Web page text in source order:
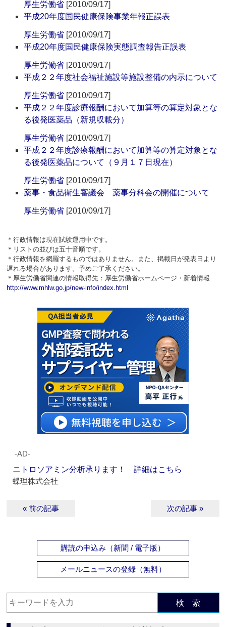
厚生労働省 [2010/09/17]
平成20年度国民健康保険事業年報正誤表
厚生労働省 [2010/09/17]
平成20年度国民健康保険実態調査報告正誤表
厚生労働省 [2010/09/17]
平成２２年度社会福祉施設等施設整備の内示について
厚生労働省 [2010/09/17]
平成２２年度診療報酬において加算等の算定対象とな
る後発医薬品（新規収載分）
厚生労働省 [2010/09/17]
平成２２年度診療報酬において加算等の算定対象とな
る後発医薬品について（９月１７日現在）
厚生労働省 [2010/09/17]
薬事・食品衛生審議会 薬事分科会の開催について
厚生労働省 [2010/09/17]
＊行政情報は現在試験運用中です。
＊リストの並びは五十音順です。
＊行政情報を網羅するものではありません。また、掲載日が発表日より
遅れる場合があります。予めご了承ください。
＊厚生労働省関連の情報取得先：厚生労働省ホームページ・新着情報
http://www.mhlw.go.jp/new-info/index.html
‐AD‐
ニトロソアミン分析承ります！ 詳細はこちら
蝶理株式会社
« 前の記事 次の記事 »
購読の申込み（新聞 / 電子版）
メールニュースの登録（無料）
検 索